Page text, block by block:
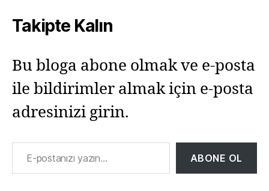
Takipte Kalın
Bu bloga abone olmak ve e-posta
ile bildirimler almak için e-posta
adresinizi girin.
E-postanızı yazın…
ABONE OL